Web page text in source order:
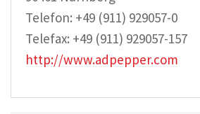
Telefon: +49 (911) 929057-0
Telefax: +49 (911) 929057-157
http://www.adpepper.com